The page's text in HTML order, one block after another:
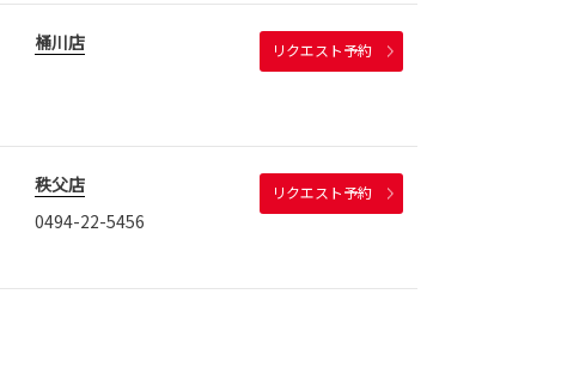
桶川店 リクエスト予約
秩父店
0494-22-5456
リクエスト予約